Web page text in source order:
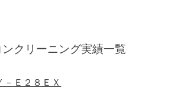
クリーニング実績一覧
－Ｅ２８ＥＸ